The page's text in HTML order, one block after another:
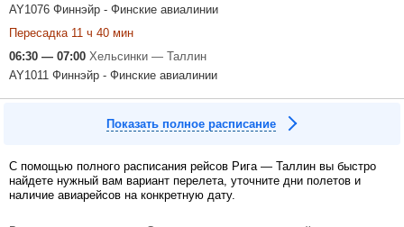
AY1076 Финнэйр - Финские авиалинии
Пересадка 11 ч 40 мин
06:30 — 07:00 Хельсинки — Таллин
AY1011 Финнэйр - Финские авиалинии
Показать полное расписание
С помощью полного расписания рейсов Рига — Таллин вы быстро
найдете нужный вам вариант перелета, уточните дни полетов и
наличие авиарейсов на конкретную дату.